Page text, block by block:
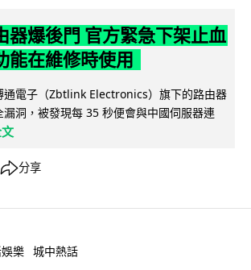
器爆後門 官方緊急下架止血
能在維修時使用
通電子（Zbtlink Electronics）旗下的路由器
漏洞，被發現每 35 秒便會與中國伺服器連
分享
樂 城中熱話